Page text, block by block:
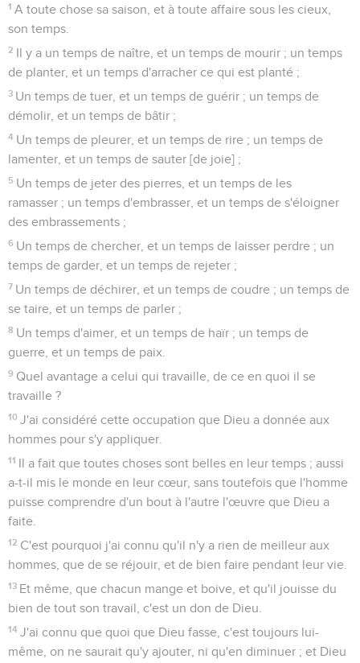
1 A toute chose sa saison, et à toute affaire sous les cieux,
son temps.
2 Il y a un temps de naître, et un temps de mourir ; un temps
de planter, et un temps d'arracher ce qui est planté ;
3 Un temps de tuer, et un temps de guérir ; un temps de
démolir, et un temps de bâtir ;
4 Un temps de pleurer, et un temps de rire ; un temps de
lamenter, et un temps de sauter [de joie] ;
5 Un temps de jeter des pierres, et un temps de les
ramasser ; un temps d'embrasser, et un temps de s'éloigner
des embrassements ;
6 Un temps de chercher, et un temps de laisser perdre ; un
temps de garder, et un temps de rejeter ;
7 Un temps de déchirer, et un temps de coudre ; un temps de
se taire, et un temps de parler ;
8 Un temps d'aimer, et un temps de haïr ; un temps de
guerre, et un temps de paix.
9 Quel avantage a celui qui travaille, de ce en quoi il se
travaille ?
10 J'ai considéré cette occupation que Dieu a donnée aux
hommes pour s'y appliquer.
11 Il a fait que toutes choses sont belles en leur temps ; aussi
a-t-il mis le monde en leur cœur, sans toutefois que l'homme
puisse comprendre d'un bout à l'autre l'œuvre que Dieu a
faite.
12 C'est pourquoi j'ai connu qu'il n'y a rien de meilleur aux
hommes, que de se réjouir, et de bien faire pendant leur vie.
13 Et même, que chacun mange et boive, et qu'il jouisse du
bien de tout son travail, c'est un don de Dieu.
14 J'ai connu que quoi que Dieu fasse, c'est toujours lui-
même, on ne saurait qu'y ajouter, ni qu'en diminuer ; et Dieu